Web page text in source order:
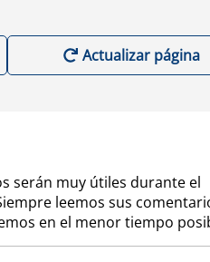
Actualizar página
serán muy útiles durante el
leemos sus
en el menor tiempo